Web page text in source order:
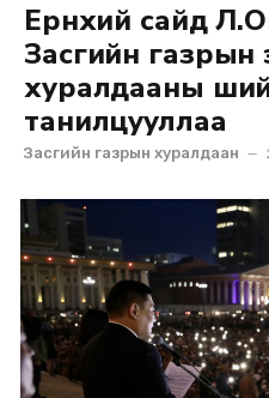
Ерөнхий сайд
Засгийн газрын
хуралдааны
танилцууллаа
Засгийн газрын хуралдаан